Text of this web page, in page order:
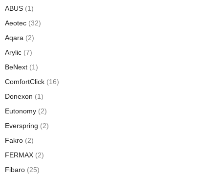
ABUS (1)
Aeotec (32)
Aqara (2)
Arylic (7)
BeNext (1)
ComfortClick (16)
Donexon (1)
Eutonomy (2)
Everspring (2)
Fakro (2)
FERMAX (2)
Fibaro (25)